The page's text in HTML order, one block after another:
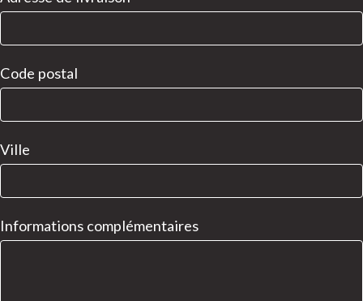
Code postal
Ville
Informations complémentaires